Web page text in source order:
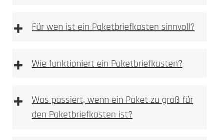
Materialoberfläche gezielt verändert
Anlassmarkierung oder Oxidation
keine Vertiefung im Material
+ Für wen ist ein Paketbriefkasten sinnvoll?
+ Wie funktioniert ein Paketbriefkasten?
+
Was passiert, wenn ein Paket zu groß für
den Paketbriefkasten ist?